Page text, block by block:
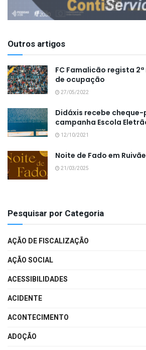
Outros artigos
FC Famalicão regista
de ocupação
27/05/2022
Didáxis recebe
campanha Escola
12/10/2021
Noite de Fado em
21/03/2025
Pesquisar por Categoria
AÇÃO DE FISCALIZAÇÃO
AÇÃO SOCIAL
ACESSIBILIDADES
ACIDENTE
ACONTECIMENTO
ADOÇÃO